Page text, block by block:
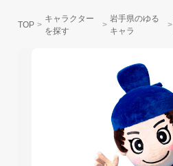
TOP
キャラクター
を探す
岩手県のゆる
キャラ